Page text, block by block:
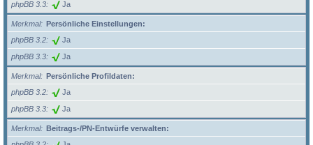
phpBB 3.3 Ja
Merkmal
Persönliche Einstellungen:
phpBB 3.2
Ja
phpBB 3.3 Ja
Merkmal
Persönliche Profildaten:
phpBB 3.2
Ja
phpBB 3.3 Ja
Merkmal
Beitrags-/PN-Entwürfe verwalten: